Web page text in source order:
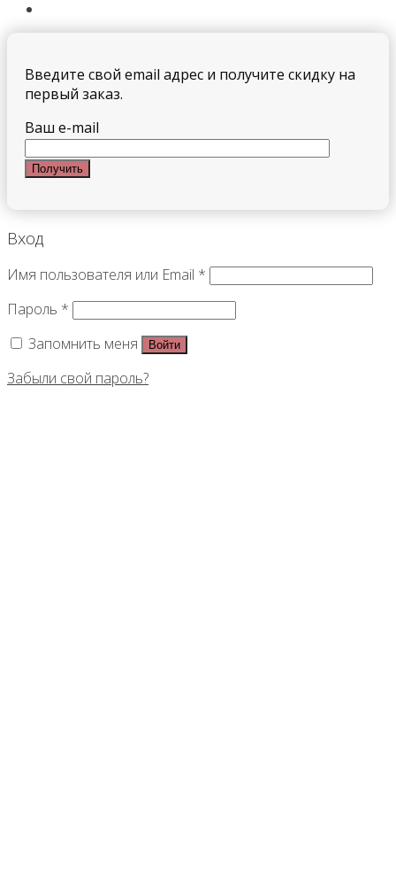
Введите свой email адрес и получите скидку на
первый заказ.
Ваш e-mail
Вход
Имя пользователя или Email *
Пароль *
Запомнить меня
Войти
Забыли свой пароль?